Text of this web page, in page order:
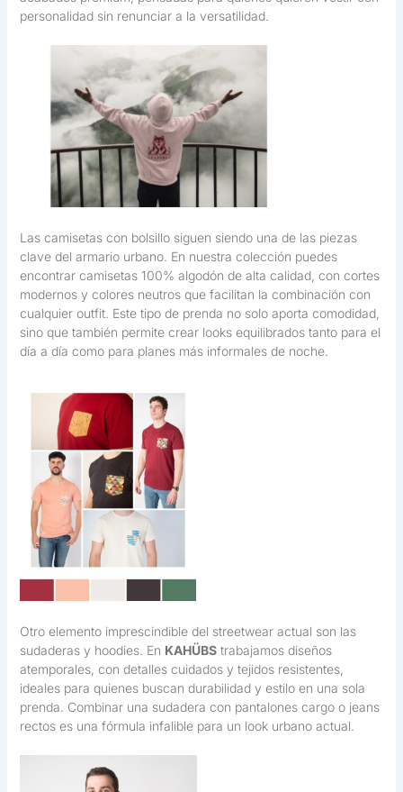
personalidad sin renunciar a la versatilidad.
Las camisetas con bolsillo siguen siendo una de las piezas
clave del armario urbano. En nuestra colección puedes
encontrar camisetas 100% algodón de alta calidad, con cortes
modernos y colores neutros que facilitan la combinación con
cualquier outfit. Este tipo de prenda no solo aporta comodidad,
sino que también permite crear looks equilibrados tanto para el
día a día como para planes más informales de noche.
Otro elemento imprescindible del streetwear actual son las
sudaderas y hoodies. En KAHÜBStrabajamos diseños
atemporales, con detalles cuidados y tejidos resistentes,
ideales para quienes buscan durabilidad y estilo en una sola
prenda. Combinar una sudadera con pantalones cargo o jeans
rectos es una fórmula infalible para un look urbano actual.